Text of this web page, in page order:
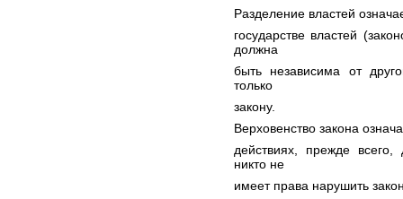
Разделение властей
государстве властей
должна
быть независима от
только
закону.
Верховенство закона
действиях, прежде всего,
никто не
имеет права нарушить